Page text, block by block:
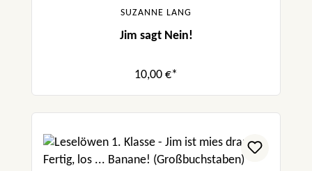
SUZANNE LANG
Jim sagt Nein!
10,00 €*